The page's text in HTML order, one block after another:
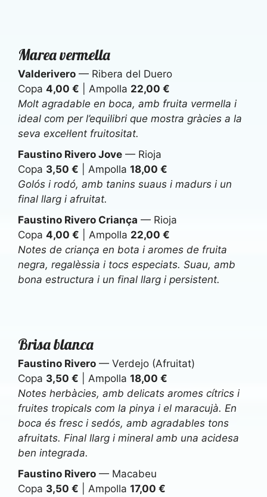
Marea vermella
Valderivero — Ribera del Duero
Copa 4,00 € | Ampolla 22,00 €
Molt agradable en boca, amb fruita vermella i
ideal com per l’equilibri que mostra gràcies a la
seva excel·lent fruitositat.
Faustino Rivero Jove — Rioja
Copa 3,50 € | Ampolla 18,00 €
Golós i rodó, amb tanins suaus i madurs i un
final llarg i afruitat.
Faustino Rivero Criança — Rioja
Copa 4,00 € | Ampolla 22,00 €
Notes de criança en bota i aromes de fruita
negra, regalèssia i tocs especiats. Suau, amb
bona estructura i un final llarg i persistent.
Brisa blanca
Faustino Rivero — Verdejo (Afruitat)
Copa 3,50 € | Ampolla 18,00 €
Notes herbàcies, amb delicats aromes cítrics i
fruites tropicals com la pinya i el maracujà. En
boca és fresc i sedós, amb agradables tons
afruitats. Final llarg i mineral amb una acidesa
ben integrada.
Faustino Rivero — Macabeu
Copa 3,50 € | Ampolla 17,00 €